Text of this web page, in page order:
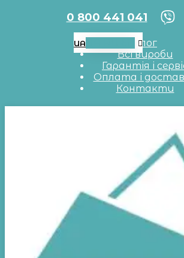
0 800 441 041
Блог
Всі вироби
Гарантія і
Оплата і
Контакти
UA